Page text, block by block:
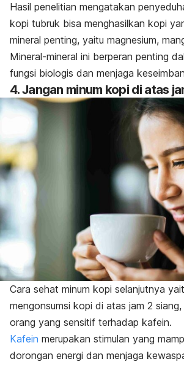
Hasil penelitian mengatakan
kopi tubruk bisa menghasilkan kopi
mineral penting, yaitu magnesium,
Mineral-mineral ini berperan penting
fungsi biologis dan menjaga
4. Jangan minum kopi di atas
Cara sehat minum kopi selanjutnya
mengonsumsi kopi di atas jam 2
orang yang sensitif terhadap kafein.
Kafein merupakan stimulan yang
dorongan energi dan menjaga